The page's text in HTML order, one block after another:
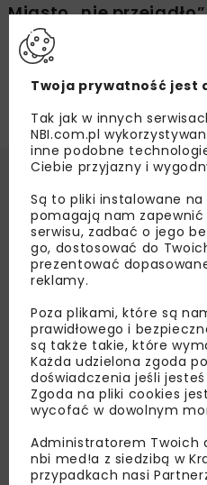
Miasto „nie
pożyczonej złotówki
Twoja prywatność jest
Tak jak w innych
NBI.com.pl
inne podobne
Ciebie przyjazny i
Są to pliki instalowane
pomagają nam
serwisu, zadbać o jego
go, dostosować do
prezentować
reklamy.
Poza plikami, które są
prawidłowego i
są także takie, które
Każda udzielona zgoda
doświadczenia jeśli
Zgoda na pliki cookies
wycofać w dowolnym
Administratorem Twoich
nbi med!a z siedzibą w
przypadkach nasi